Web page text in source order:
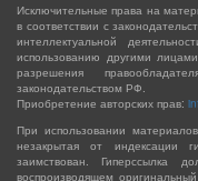
Исключительные права на
в соответствии с
интеллектуальной
использованию другими
разрешения
законодательством РФ.
Приобретение авторских прав:
При использовании
незакрытая от индексации
заимствован. Гиперссылка
воспроизводящем